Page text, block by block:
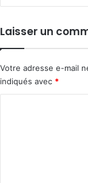
Laisser un
Votre adresse e-mail
indiqués avec *